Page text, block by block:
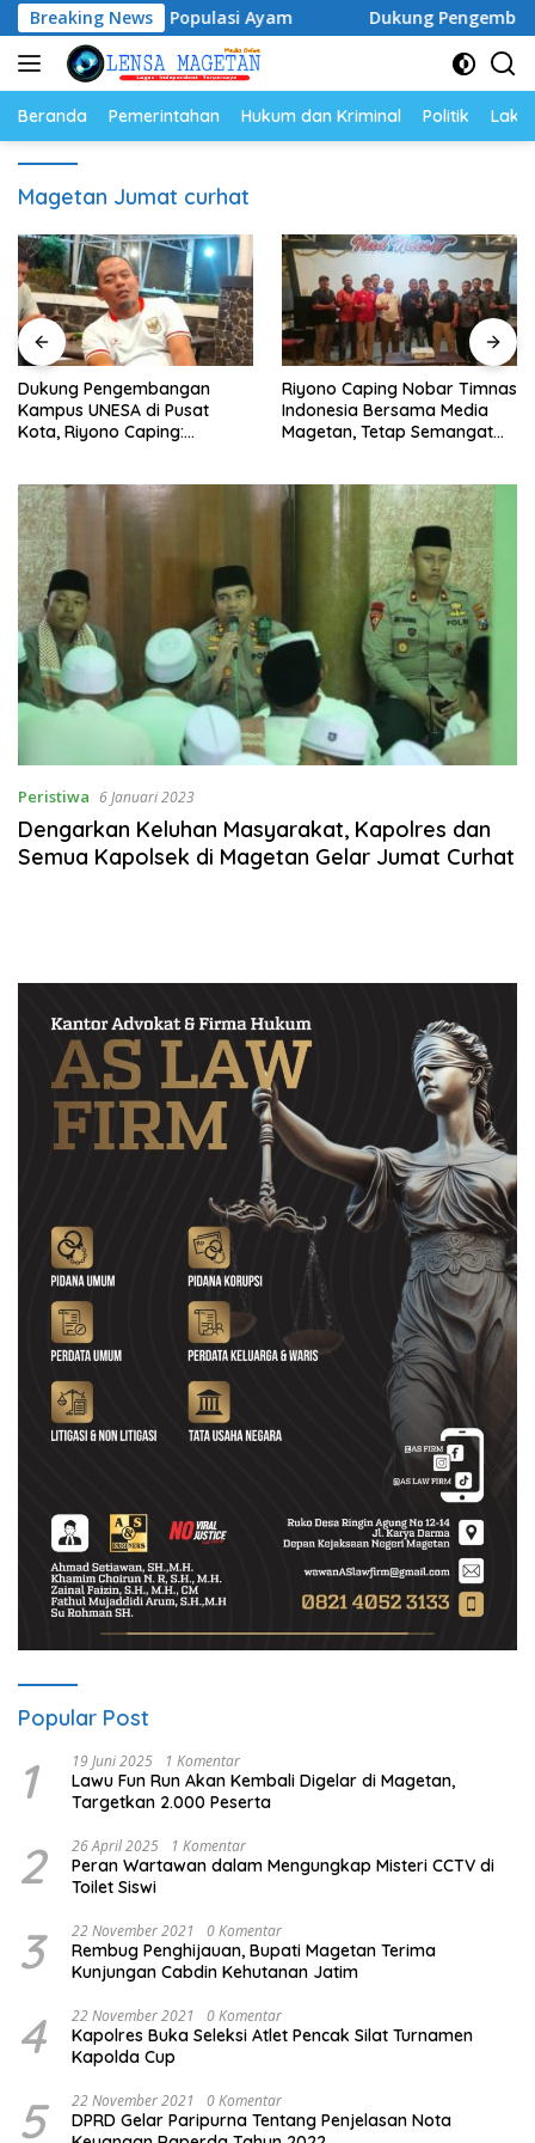
Langsung
ke
konten
Breaking News
dan Populasi Ayam Dukung Pengembangan
Beranda Pemerintahan Hukum dan Kriminal Politik
Magetan Jumat curhat
Dukung Pengembangan
Kampus UNESA di Pusat
Kota, Riyono Caping:
Riyono Caping Nobar Timnas
Indonesia Bersama Media
Magetan, Tetap Semangat
Peristiwa 6 Januari 2023
Dengarkan Keluhan Masyarakat, Kapolres dan
Semua Kapolsek di Magetan Gelar Jumat Curhat
Popular Post
1 19 Juni 2025 1 Komentar
Lawu Fun Run Akan Kembali Digelar di Magetan,
Targetkan 2.000 Peserta
2 26 April 2025 1 Komentar
Peran Wartawan dalam Mengungkap Misteri CCTV di
Toilet Siswi
3 22 November 2021 0 Komentar
Rembug Penghijauan, Bupati Magetan Terima
Kunjungan Cabdin Kehutanan Jatim
4 22 November 2021 0 Komentar
Kapolres Buka Seleksi Atlet Pencak Silat Turnamen
Kapolda Cup
5 22 November 2021 0 Komentar
DPRD Gelar Paripurna Tentang Penjelasan Nota